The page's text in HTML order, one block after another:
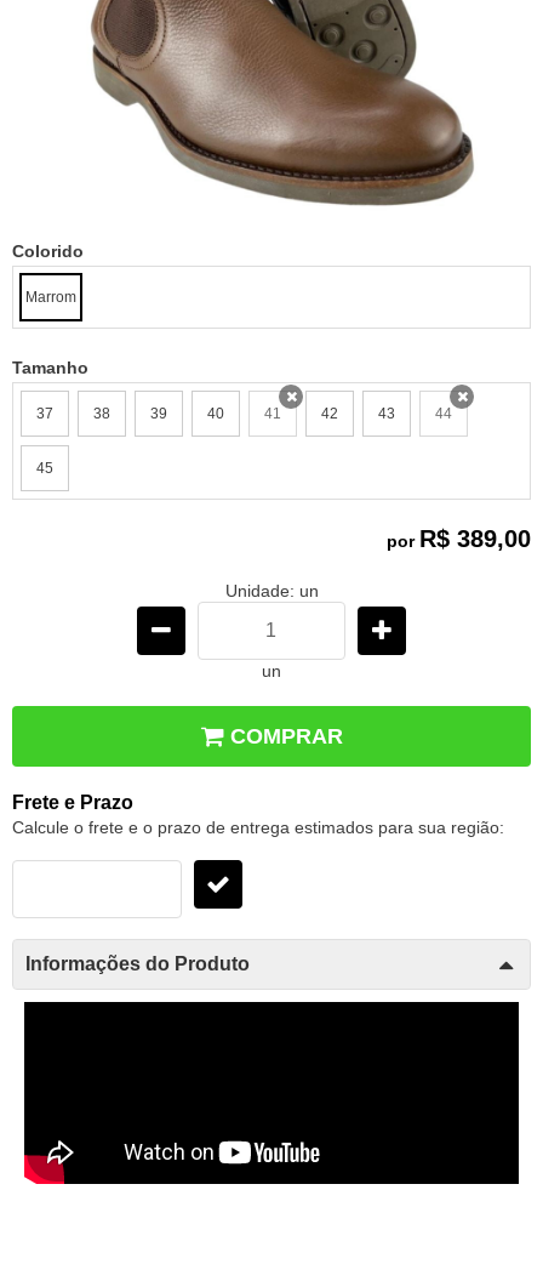
Colorido
Marrom
Tamanho
37 38 39 40 41x 42 43 44x
45
por R$ 389,00
Unidade: un
un
COMPRAR
Frete e Prazo
Calcule o frete e o prazo de entrega estimados para sua região:
Informações do Produto